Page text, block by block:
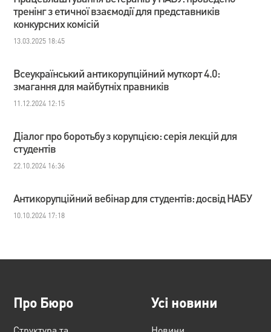
тренінг з етичної взаємодії для представників
конкурсних комісій
13.03.2025 18:45
Всеукраїнський антикорупційний муткорт 4.0:
змагання для майбутніх правників
11.12.2024 12:15
Діалог про боротьбу з корупцією: серія лекцій для
студентів
22.10.2024 16:36
Антикорупційний вебінар для студентів: досвід НАБУ
10.10.2024 17:18
Про Бюро Усі новини